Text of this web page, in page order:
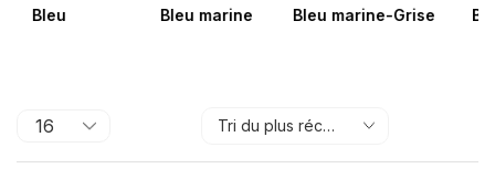
Bleu marine Bleu marine-Grise
Bleu marine-